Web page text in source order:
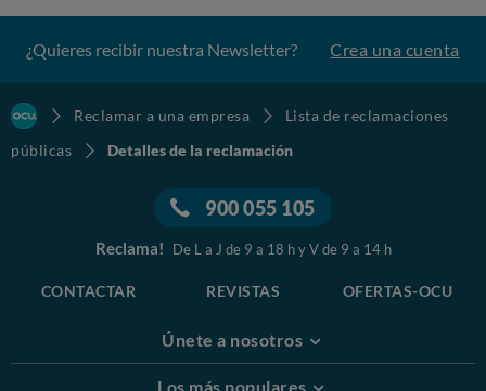
¿Quieres recibir nuestra Newsletter? Crea una cuenta
Reclamar a una empresa
Lista de reclamaciones
públicas
Detalles de la reclamación
900 055 105
Reclama! De L a J de 9 a 18 h y V de 9 a 14 h
CONTACTAR REVISTAS OFERTAS-OCU
Únete a nosotros
Los más populares